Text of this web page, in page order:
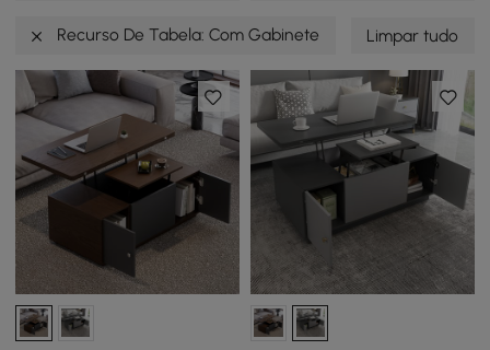
Recurso De Tabela: Com Gabinete Limpar tudo